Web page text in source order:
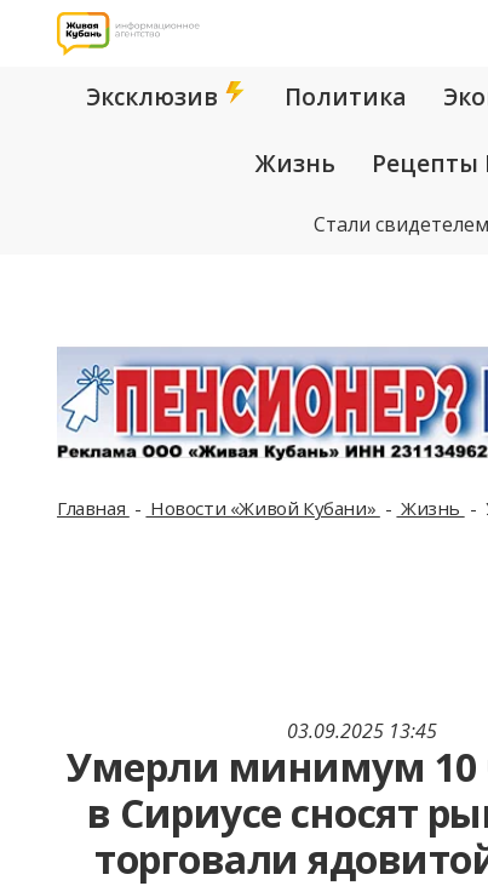
Эксклюзив Политика
Жизнь Рецепты
Стали
Главная Новости «Живой Кубани» Жизнь
03.09.2025 13:45
Умерли минимум 10
в Сириусе сносят
торговали